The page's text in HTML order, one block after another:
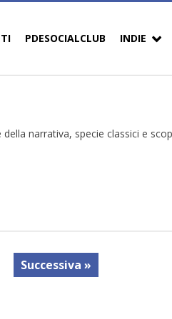
PDESOCIALCLUB INDIE
narrativa, specie classici e
Successiva »